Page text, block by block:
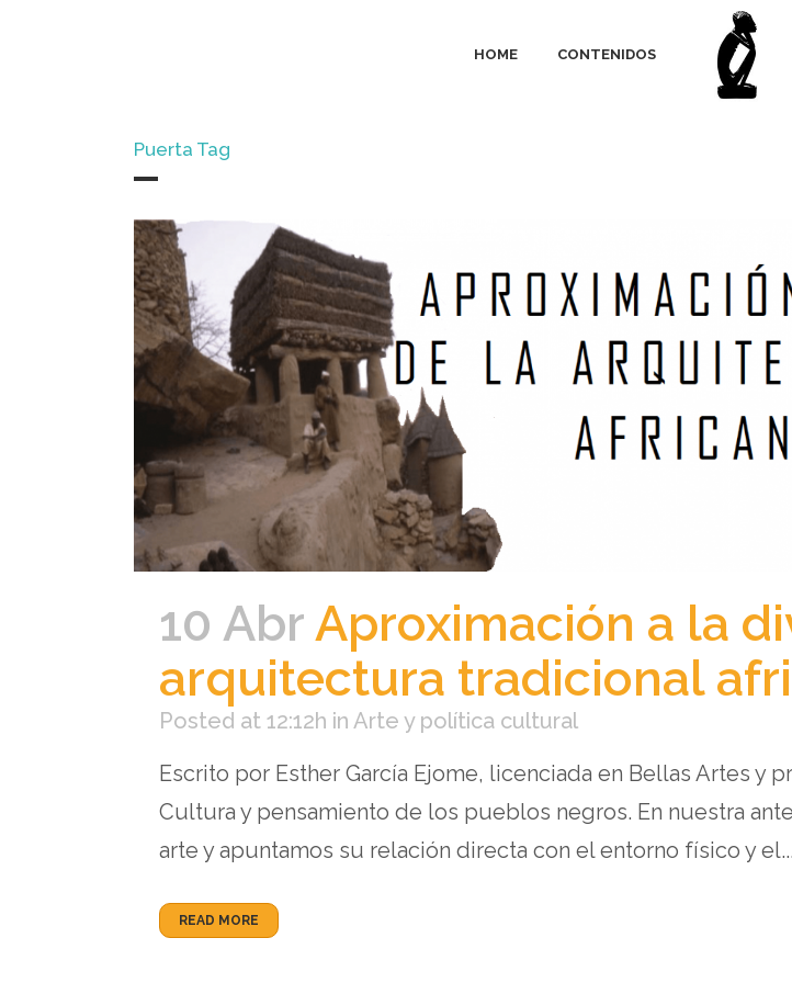
HOME CONTENIDOS
Puerta Tag
10 AbrAproximación a la
arquitectura tradicional
Posted at 12:12h in Arte y política cultural
Escrito por Esther García Ejome, licenciada en Bellas Artes y
Cultura y pensamiento de los pueblos negros. En nuestra
arte y apuntamos su relación directa con el entorno físico y el...
READ MORE